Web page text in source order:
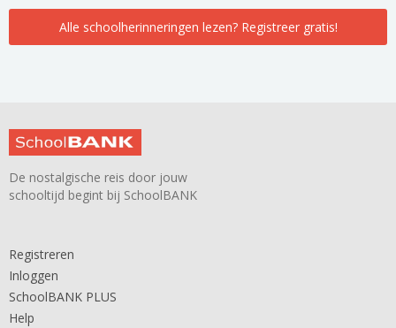
Alle schoolherinneringen lezen? Registreer gratis!
De nostalgische reis door jouw
schooltijd begint bij SchoolBANK
Registreren
Inloggen
SchoolBANK PLUS
Help